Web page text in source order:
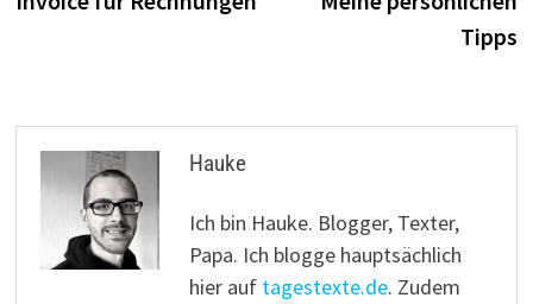
Tipps
Hauke
Ich bin Hauke. Blogger, Texter,
Papa. Ich blogge hauptsächlich
hier auf tagestexte.de. Zudem